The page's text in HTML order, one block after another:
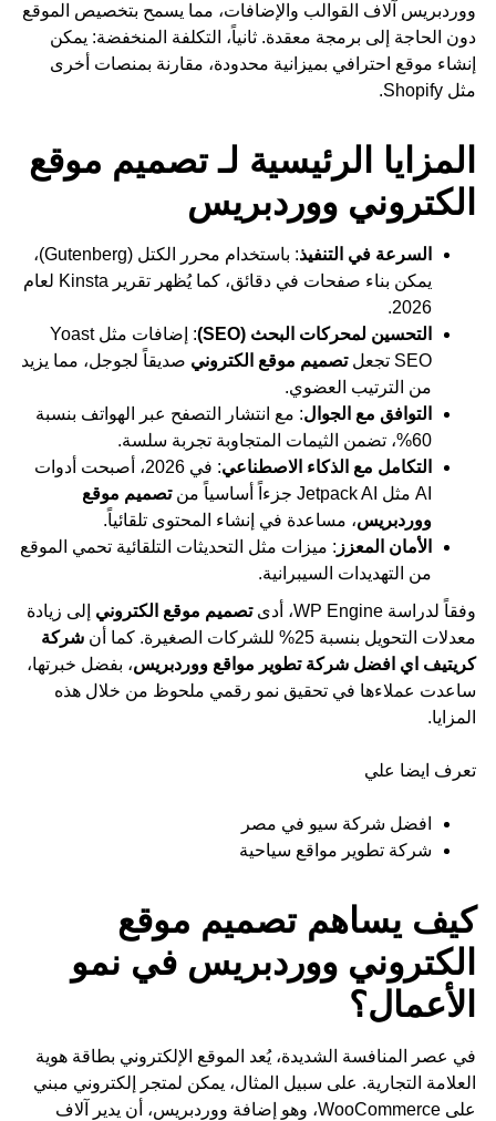
ووردبريس آلاف القوالب والإضافات، مما يسمح بتخصيص الموقع
دون الحاجة إلى برمجة معقدة. ثانياً، التكلفة المنخفضة: يمكن
إنشاء موقع احترافي بميزانية محدودة، مقارنة بمنصات أخرى
مثل Shopify.
المزايا الرئيسية لـ تصميم موقع
الكتروني ووردبريس
السرعة في التنفيذ
: باستخدام محرر الكتل (Gutenberg)،
يمكن بناء صفحات في دقائق، كما يُظهر تقرير Kinsta لعام
2026.
التحسين لمحركات البحث (SEO)
: إضافات مثل Yoast
SEO تجعل
تصميم موقع الكتروني صديقاً لجوجل، مما يزيد
من الترتيب العضوي.
التوافق مع الجوال: مع انتشار التصفح عبر الهواتف بنسبة
60%، تضمن الثيمات المتجاوبة تجربة سلسة.
التكامل مع الذكاء الاصطناعي
: في 2026، أصبحت أدوات
AI مثل Jetpack AI جزءاً أساسياً من
تصميم موقع
ووردبريس، مساعدة في إنشاء المحتوى تلقائياً.
الأمان المعزز : ميزات مثل التحديثات التلقائية تحمي الموقع
من التهديدات السيبرانية.
وفقاً لدراسة WP Engine، أدى
تصميم موقع الكتروني إلى زيادة
معدلات التحويل بنسبة 25% للشركات الصغيرة. كما أن
شركة
كريتيف اي افضل شركة تطوير مواقع ووردبريس، بفضل خبرتها،
ساعدت عملاءها في تحقيق نمو رقمي ملحوظ من خلال هذه
المزايا.
تعرف ايضا علي
افضل شركة سيو في مصر
شركة تطوير مواقع سياحية
كيف يساهم تصميم موقع
الكتروني ووردبريس في نمو
الأعمال؟
في عصر المنافسة الشديدة، يُعد الموقع الإلكتروني بطاقة هوية
العلامة التجارية. على سبيل المثال، يمكن لمتجر إلكتروني مبني
على WooCommerce، وهو إضافة ووردبريس، أن يدير آلاف